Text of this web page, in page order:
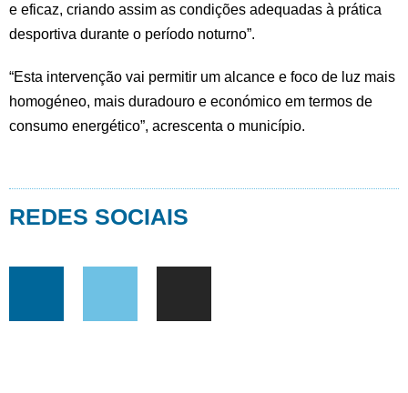
e eficaz, criando assim as condições adequadas à prática
desportiva durante o período noturno”.
“Esta intervenção vai permitir um alcance e foco de luz mais
homogéneo, mais duradouro e económico em termos de
consumo energético”, acrescenta o município.
REDES SOCIAIS